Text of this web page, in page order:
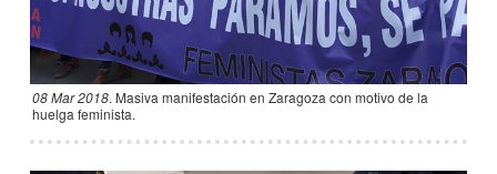
08 Mar 2018. Masiva manifestación en Zaragoza con motivo de la
huelga feminista.